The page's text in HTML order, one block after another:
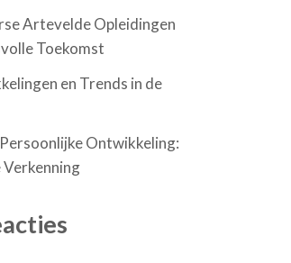
Artevelde Opleidingen
Toekomst
en Trends in de
Ontwikkeling:
Verkenning